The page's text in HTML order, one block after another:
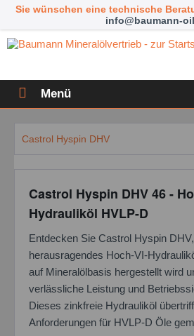
Sie wünschen eine technische
info@baumann-
Menü
Castrol Hyspin DHV
Castrol Hyspin DHV 46 -
Hydrauliköl HVLP-D
Entdecken Sie Castrol Hyspin
herausragendes Hoch-VI-
auf Mineralölbasis hergestellt wird
verlässliche Leistung und
Dieses zinkfreie Hydrauliköl
Anforderungen für HVLP-D Öle